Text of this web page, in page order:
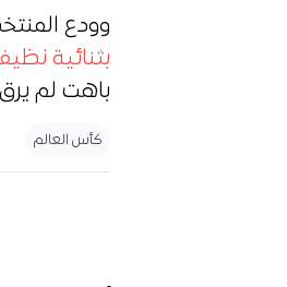
وودع المنتخب
بثنائية
باهت لم
كأس العالم